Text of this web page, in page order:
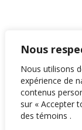
Nous
Nous utilisons
expérience de
contenus
sur « Accepter
des témoins .